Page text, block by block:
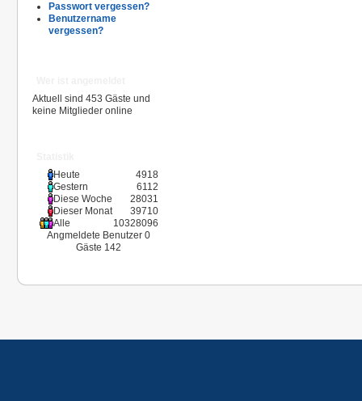
Passwort vergessen?
Benutzername
vergessen?
Aktuell sind 453 Gäste und
keine Mitglieder online
Heute
4918
Gestern
6112
Diese Woche
28031
Dieser Monat
39710
Alle
10328096
Angmeldete Benutzer 0
Gäste 142